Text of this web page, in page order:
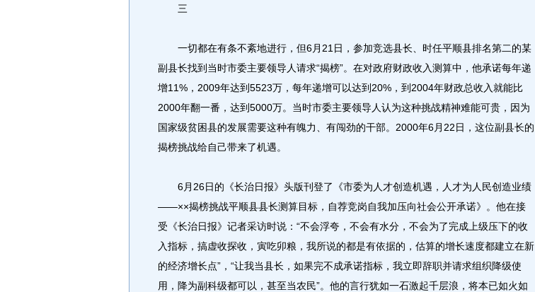
三
一切都在有条不紊地进行，但6月21日，参加竞选县长、时任平顺县排名第二的某
副县长找到当时市委主要领导人请求“揭榜”。在对政府财政收入测算中，他承诺每年递
增11%，2009年达到5523万，每年递增可以达到20%，到2004年财政总收入就能比
2000年翻一番，达到5000万。当时市委主要领导人认为这种挑战精神难能可贵，因为
国家级贫困县的发展需要这种有魄力、有闯劲的干部。2000年6月22日，这位副县长的
揭榜挑战给自己带来了机遇。
6月26日的《长治日报》头版刊登了《市委为人才创造机遇，人才为人民创造业绩
——××揭榜挑战平顺县县长测算目标，自荐竞岗自我加压向社会公开承诺》。他在接
受《长治日报》记者采访时说：“不会浮夸，不会有水分，不会为了完成上级压下的收
入指标，搞虚收探收，寅吃卯粮，我所说的都是有依据的，估算的增长速度都建立在新
的经济增长点”，“让我当县长，如果完不成承诺指标，我立即辞职并请求组织降级使
用，降为副科级都可以，甚至当农民”。他的言行犹如一石激起千层浪，将本已如火如